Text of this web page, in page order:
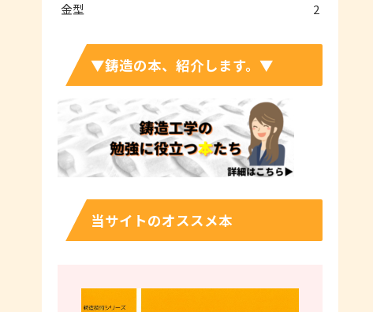
金型 2
▼鋳造の本、紹介します。▼
当サイトのオススメ本